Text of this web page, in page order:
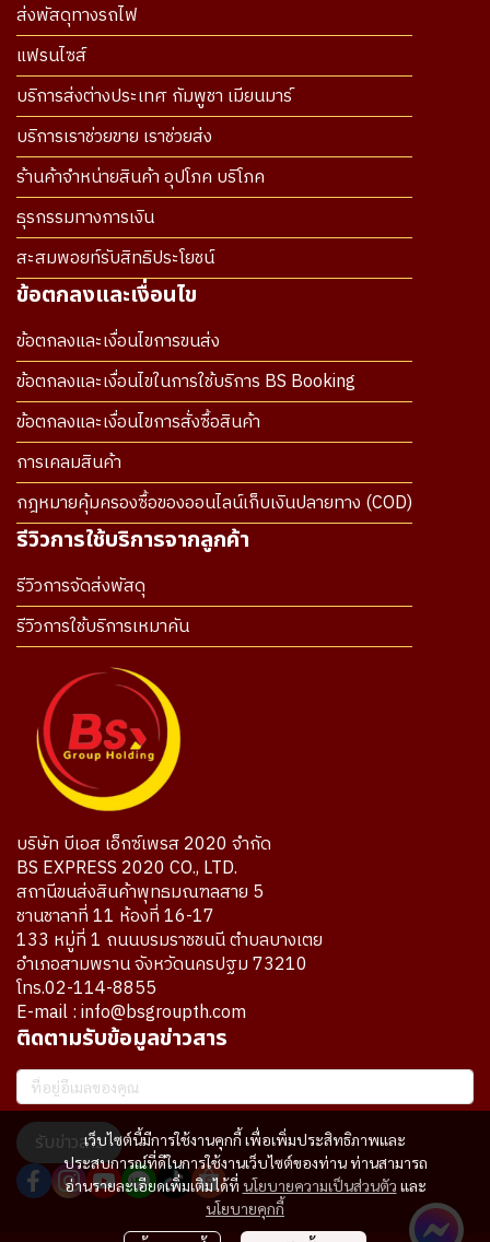
เว็บไซต์นี้มีการใช้งานคุกกี้ เพื่อเพิ่มประสิทธิภาพและ
ประสบการณ์ที่ดีในการใช้งานเว็บไซต์ของท่าน ท่านสามารถ
อ่านรายละเอียดเพิ่มเติมได้ที่ นโยบายความเป็นส่วนตัว และ
นโยบายคุกกี้
ส่งพัสดุทางรถไฟ
แฟรนไซส์
บริการส่งต่างประเทศ กัมพูชา เมียนมาร์
บริการเราช่วยขาย เราช่วยส่ง
ร้านค้าจำหน่ายสินค้า อุปโภค บริโภค
ธุรกรรมทางการเงิน
สะสมพอยท์รับสิทธิประโยชน์
ข้อตกลงและเงื่อนไข
ข้อตกลงและเงื่อนไขการขนส่ง
ข้อตกลงและเงื่อนไขในการใช้บริการ BS Booking
ข้อตกลงและเงื่อนไขการสั่งซื้อสินค้า
การเคลมสินค้า
กฎหมายคุ้มครองซื้อของออนไลน์เก็บเงินปลายทาง (COD)
รีวิวการใช้บริการจากลูกค้า
รีวิวการจัดส่งพัสดุ
รีวิวการใช้บริการเหมาคัน
บริษัท บีเอส เอ็กซ์เพรส 2020 จำกัด
BS EXPRESS 2020 CO., LTD.
สถานีขนส่งสินค้าพุทธมณฑลสาย 5
ชานชาลาที่ 11 ห้องที่ 16-17
133 หมู่ที่ 1 ถนนบรมราชชนนี ตำบลบางเตย
อำเภอสามพราน จังหวัดนครปฐม 73210
โทร.02-114-8855
E-mail : info@bsgroupth.com
ติดตามรับข้อมูลข่าวสาร
รับข่าวสาร